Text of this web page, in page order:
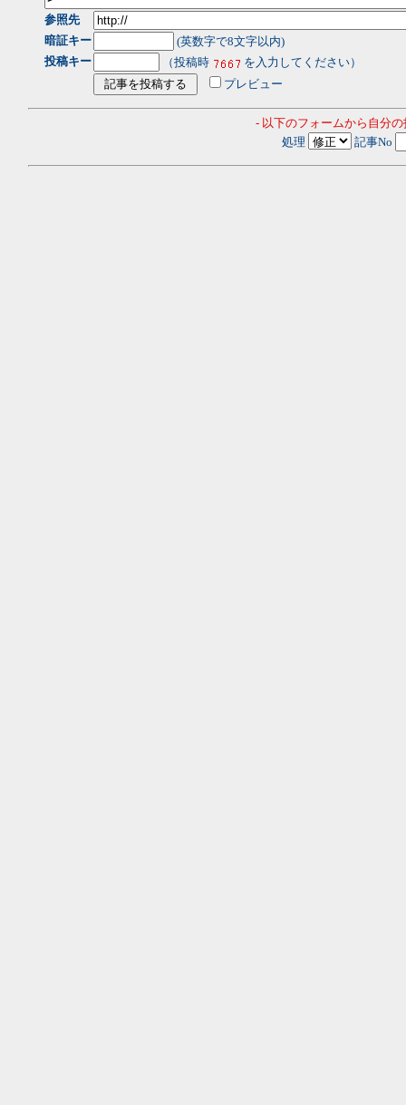
参照先
暗証キー
(英数字で8文字以内)
投稿キー
（投稿時
を入力してください）
プレビュー
- 以下のフォームから自分
処理
記事No